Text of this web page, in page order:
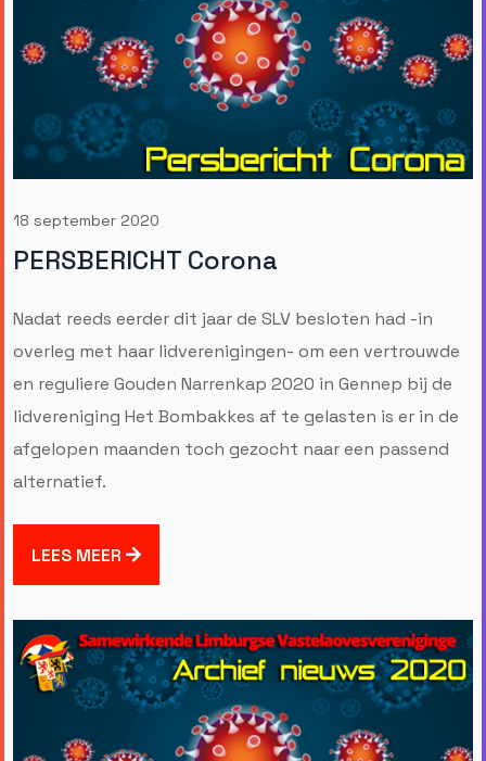
18 september 2020
PERSBERICHT Corona
Nadat reeds eerder dit jaar de SLV besloten had -in
overleg met haar lidverenigingen- om een vertrouwde
en reguliere Gouden Narrenkap 2020 in Gennep bij de
lidvereniging Het Bombakkes af te gelasten is er in de
afgelopen maanden toch gezocht naar een passend
alternatief.
LEES MEER